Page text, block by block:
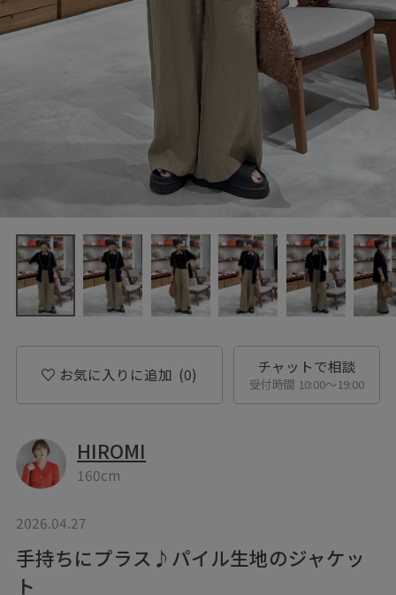
お気に入りに追加 (0) チャットで相談
受付時間 10:00〜19:00
HIROMI
160cm
2026.04.27
手持ちにプラス♪パイル生地のジャケッ
ト